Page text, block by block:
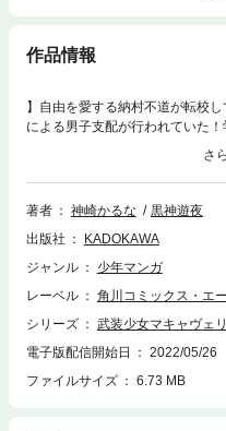
作品情報
】自由を愛する納村不道が転校
による男子支配が行われていた
と、女帝・天羽斬々に対し、納
著者 神崎かるな
黒神遊夜
出版社
KADOKAWA
ジャンル
少年マンガ
レーベル
角川コミックス・エ
シリーズ
武装少女マキャヴェ
電子版配信開始日
2022/05/26
ファイルサイズ
6.73 MB